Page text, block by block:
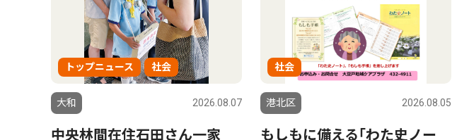
トップニュース 社会
大和 2026.08.07
中央林間在住石田さん一家
社会
港北区 2026.08.05
もしもに備える｢わた史ノー